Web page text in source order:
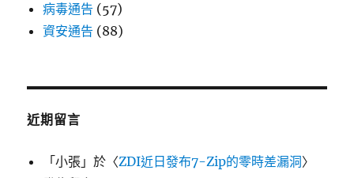
病毒通告 (57)
資安通告 (88)
近期留言
「小張 」於〈ZDI近日發布7-Zip的零時差漏洞〉